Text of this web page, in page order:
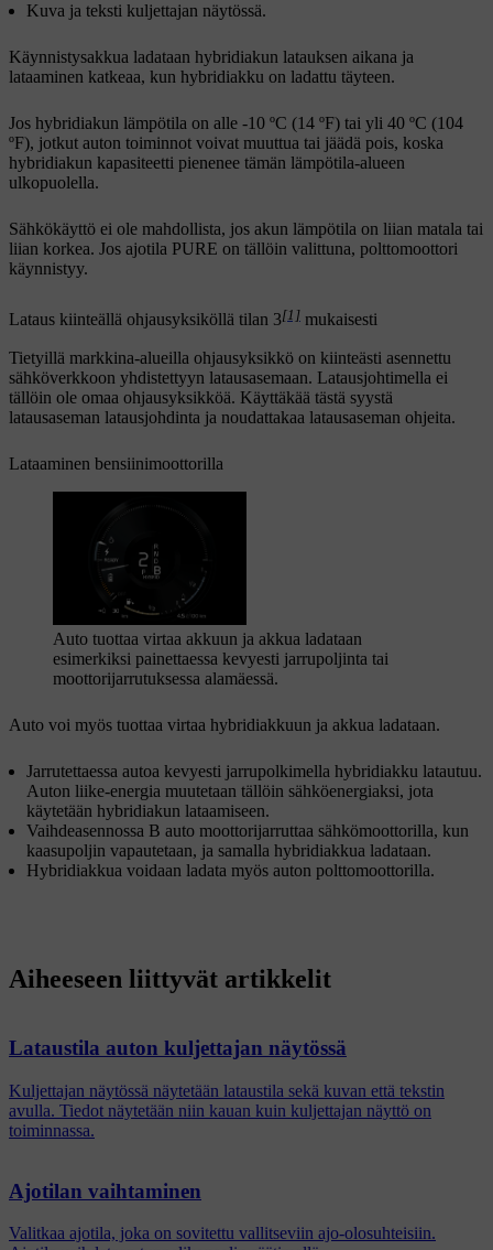
Kuva ja teksti kuljettajan näytössä.
Käynnistysakkua ladataan hybridiakun latauksen aikana ja
lataaminen katkeaa, kun hybridiakku on ladattu täyteen.
Jos hybridiakun lämpötila on alle -10 ºC (14 ºF) tai yli 40 ºC (104
ºF), jotkut auton toiminnot voivat muuttua tai jäädä pois, koska
hybridiakun kapasiteetti pienenee tämän lämpötila-alueen
ulkopuolella.
Sähkökäyttö ei ole mahdollista, jos akun lämpötila on liian matala tai
liian korkea. Jos ajotila PURE on tällöin valittuna, polttomoottori
käynnistyy.
Lataus kiinteällä ohjausyksiköllä tilan 3[1] mukaisesti
Tietyillä markkina-alueilla ohjausyksikkö on kiinteästi asennettu
sähköverkkoon yhdistettyyn latausasemaan. Latausjohtimella ei
tällöin ole omaa ohjausyksikköä. Käyttäkää tästä syystä
latausaseman latausjohdinta ja noudattakaa latausaseman ohjeita.
Lataaminen bensiinimoottorilla
Auto tuottaa virtaa akkuun ja akkua ladataan
esimerkiksi painettaessa kevyesti jarrupoljinta tai
moottorijarrutuksessa alamäessä.
Auto voi myös tuottaa virtaa hybridiakkuun ja akkua ladataan.
Jarrutettaessa autoa kevyesti jarrupolkimella hybridiakku latautuu.
Auton liike-energia muutetaan tällöin sähköenergiaksi, jota
käytetään hybridiakun lataamiseen.
Vaihdeasennossa B auto moottorijarruttaa sähkömoottorilla, kun
kaasupoljin vapautetaan, ja samalla hybridiakkua ladataan.
Hybridiakkua voidaan ladata myös auton polttomoottorilla.
Aiheeseen liittyvät artikkelit
Lataustila auton kuljettajan näytössä
Kuljettajan näytössä näytetään lataustila sekä kuvan että tekstin
avulla. Tiedot näytetään niin kauan kuin kuljettajan näyttö on
toiminnassa.
Ajotilan vaihtaminen
Valitkaa ajotila, joka on sovitettu vallitseviin ajo-olosuhteisiin.